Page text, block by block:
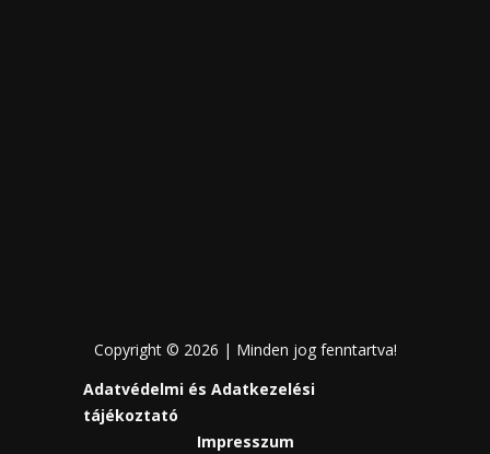
Copyright © 2026 | Minden jog fenntartva!
Adatvédelmi és Adatkezelési
tájékoztató
Impresszum